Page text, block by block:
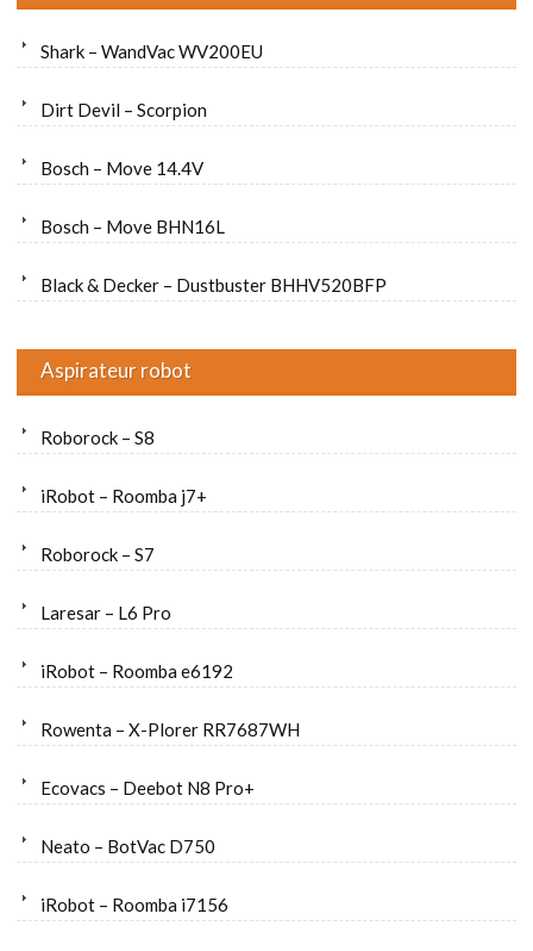
Shark – WandVac WV200EU
Dirt Devil – Scorpion
Bosch – Move 14.4V
Bosch – Move BHN16L
Black & Decker – Dustbuster BHHV520BFP
Aspirateur robot
Roborock – S8
iRobot – Roomba j7+
Roborock – S7
Laresar – L6 Pro
iRobot – Roomba e6192
Rowenta – X-Plorer RR7687WH
Ecovacs – Deebot N8 Pro+
Neato – BotVac D750
iRobot – Roomba i7156